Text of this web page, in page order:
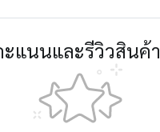
ะแนนและรีวิวสินค้า